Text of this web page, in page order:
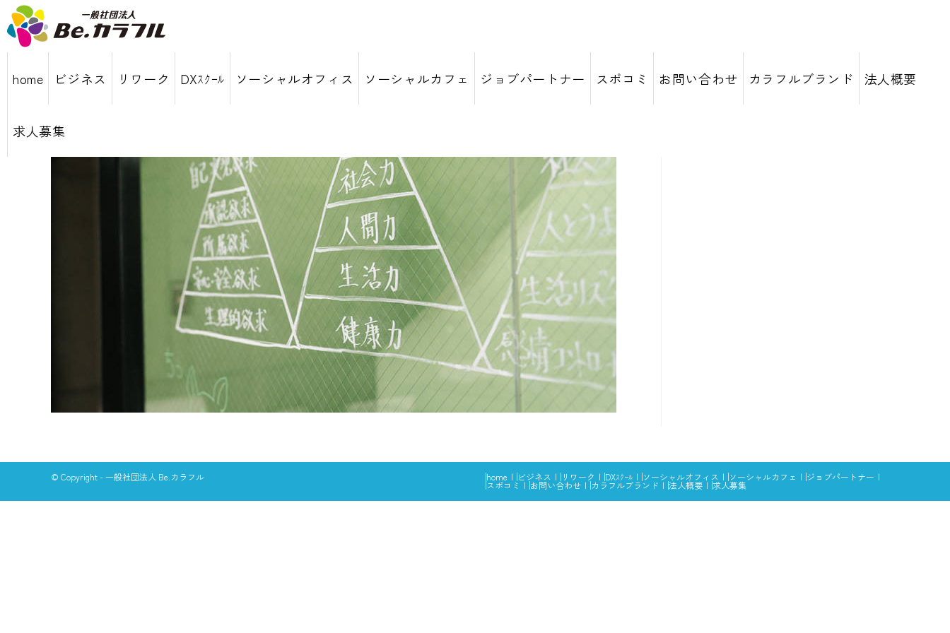
home ビジネス リワーク DXｽｸｰﾙ ソーシャルオフィス ソーシャルカフェ ジョブパートナー スポコミ お問い合わせ カラフルブランド 法人概要
求人募集
home ビジネス リワーク DXｽｸｰﾙ ソーシャルオフィス ソーシャルカフェ ジョブパートナー
スポコミ お問い合わせ カラフルブランド 法人概要 求人募集
© Copyright - 一般社団法人 Be.カラフル